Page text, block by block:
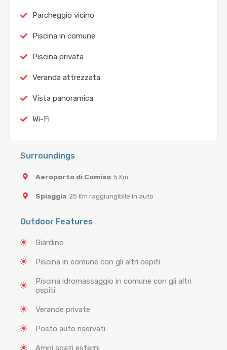
Parcheggio vicino
Piscina in comune
Piscina privata
Veranda attrezzata
Vista panoramica
Wi-Fi
Surroundings
Aeroporto di Comiso 5 Km
Spiaggia 25 Km raggiungibile in auto
Outdoor Features
Giardino
Piscina in comune con gli altri ospiti
Piscina idromassaggio in comune con gli altri
ospiti
Verande private
Posto auto riservati
Ampi spazi esterni